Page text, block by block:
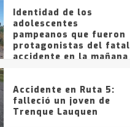
Identidad de los
adolescentes
pampeanos que fueron
protagonistas del fatal
accidente en la mañana
Accidente en Ruta 5:
falleció un joven de
Trenque Lauquen